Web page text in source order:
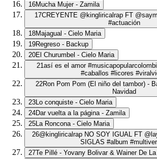
16Mucha Mujer - Zamila
17CREYENTE @kingliricalrap FT
#actuación
18Majagual - Cielo Maria
19Regreso - Backup
20
El Churumbel - Cielo Maria
21así es el amor
#caballos #licores
22Ron Pom Pom (El niño del tambor) - Backup - Canción de
Navidad
23
Lo conquiste - Cielo Maria
24Dar vuelta a la página - Zamila
25
La Roncona - Cielo Maria
26@kingliricalrap NO SOY IGUAL FT
SIGLAS #album
27Te Pillé - Yovany Bolivar & Wainer De La